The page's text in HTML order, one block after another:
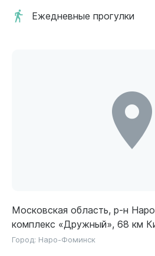
Ежедневные прогулки
Московская область, р-н
комплекс «Дружный», 68 км
Город: Наро-Фоминск